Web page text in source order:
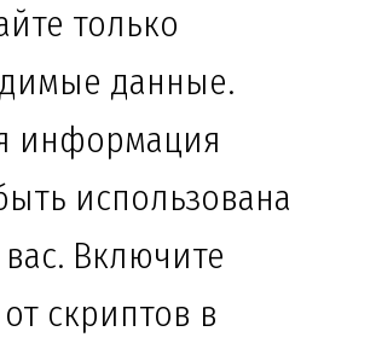
только
данные.
информация
использована
Включите
скриптов в